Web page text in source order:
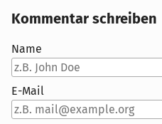
Kommentar schreiben
Name
E-Mail